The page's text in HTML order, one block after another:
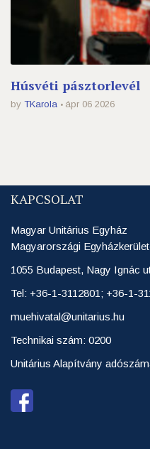
Húsvéti pásztorlevél
by TKarola ápr 06 2026
KAPCSOLAT
Magyar Unitárius Egyház
Magyarországi
1055 Budapest, Nagy Ignác
Tel: +36-1-3112801; +36-1-
muehivatal@unitarius.hu
Technikai szám: 0200
Unitárius Alapítvány